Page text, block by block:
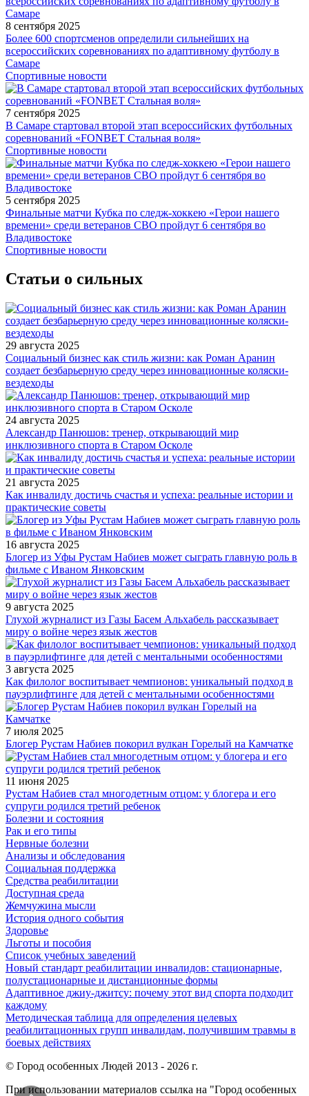
8 сентября 2025
Более 600 спортсменов определили сильнейших на
всероссийских соревнованиях по адаптивному футболу в
Самаре
Спортивные новости
7 сентября 2025
В Самаре стартовал второй этап всероссийских футбольных
соревнований «FONBET Стальная воля»
Спортивные новости
5 сентября 2025
Финальные матчи Кубка по следж-хоккею «Герои нашего
времени» среди ветеранов СВО пройдут 6 сентября во
Владивостоке
Спортивные новости
Статьи о сильных
29 августа 2025
Социальный бизнес как стиль жизни: как Роман Аранин
создает безбарьерную среду через инновационные коляски-
вездеходы
24 августа 2025
Александр Панюшов: тренер, открывающий мир
инклюзивного спорта в Старом Осколе
21 августа 2025
Как инвалиду достичь счастья и успеха: реальные истории и
практические советы
16 августа 2025
Блогер из Уфы Рустам Набиев может сыграть главную роль в
фильме с Иваном Янковским
9 августа 2025
Глухой журналист из Газы Басем Альхабель рассказывает
миру о войне через язык жестов
3 августа 2025
Как филолог воспитывает чемпионов: уникальный подход в
пауэрлифтинге для детей с ментальными особенностями
7 июля 2025
Блогер Рустам Набиев покорил вулкан Горелый на Камчатке
11 июня 2025
Рустам Набиев стал многодетным отцом: у блогера и его
супруги родился третий ребенок
Болезни и состояния
Рак и его типы
Нервные болезни
Анализы и обследования
Социальная поддержка
Средства реабилитации
Доступная среда
Жемчужина мысли
История одного события
Здоровье
Льготы и пособия
Список учебных заведений
Новый стандарт реабилитации инвалидов: стационарные,
полустационарные и дистанционные формы
Адаптивное джиу-джитсу: почему этот вид спорта подходит
каждому
Методическая таблица для определения целевых
реабилитационных групп инвалидам, получившим травмы в
боевых действиях
© Город особенных Людей 2013 - 2026 г.
При использовании материалов ссылка на "Город особенных